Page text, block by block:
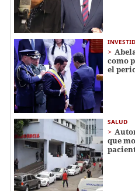
como
el
SALUD
que